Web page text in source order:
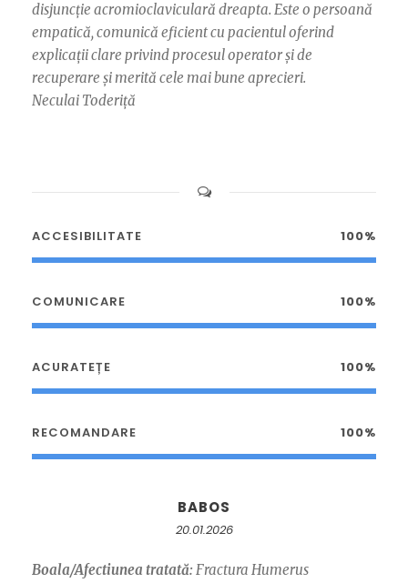
disjuncție acromioclaviculară dreapta. Este o persoană
empatică, comunică eficient cu pacientul oferind
explicații clare privind procesul operator și de
recuperare și merită cele mai bune aprecieri.
Neculai Toderiță
ACCESIBILITATE 100%
COMUNICARE 100%
ACURATEȚE 100%
RECOMANDARE 100%
BABOS
20.01.2026
Boala/Afectiunea tratată: Fractura Humerus